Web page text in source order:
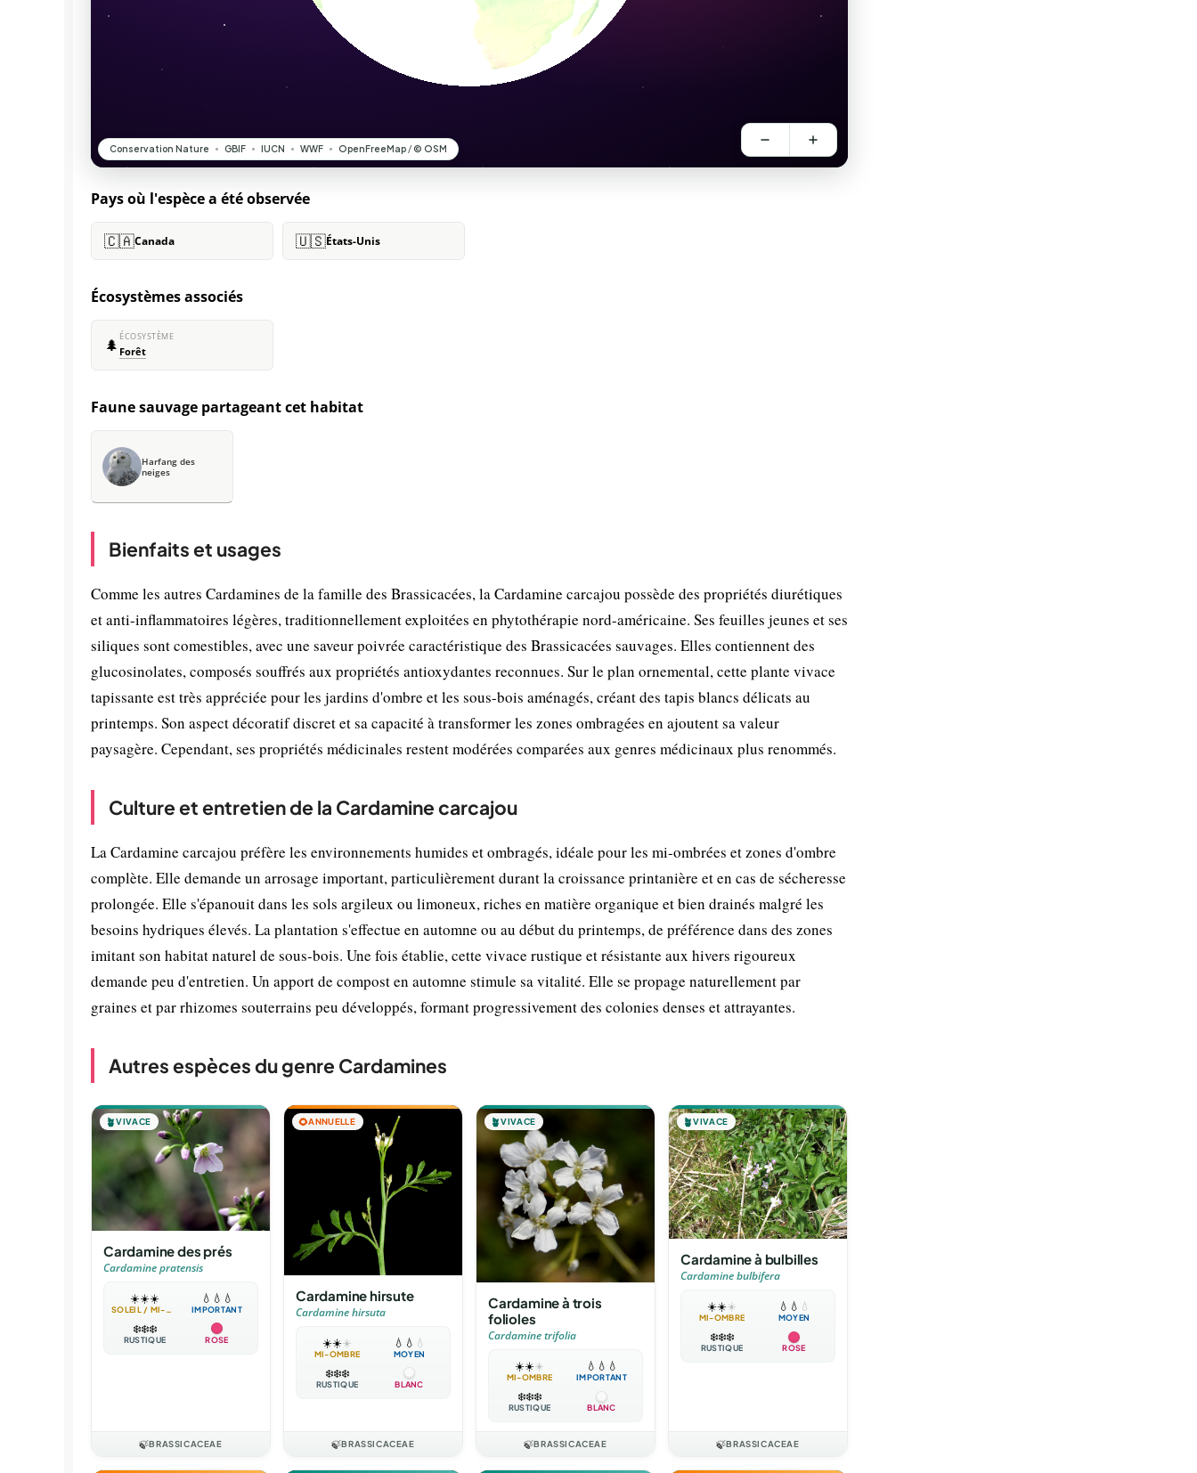
Pays où l'espèce a été observée
🇨🇦Canada 🇺🇸États-Unis
Écosystèmes associés
🌲 ÉCOSYSTÈME
Forêt
Faune sauvage partageant cet habitat
Harfang des
neiges
Bienfaits et usages
Comme les autres Cardamines de la famille des Brassicacées, la Cardamine carcajou possède des propriétés diurétiques
et anti-inflammatoires légères, traditionnellement exploitées en phytothérapie nord-américaine. Ses feuilles jeunes et ses
siliques sont comestibles, avec une saveur poivrée caractéristique des Brassicacées sauvages. Elles contiennent des
glucosinolates, composés souffrés aux propriétés antioxydantes reconnues. Sur le plan ornemental, cette plante vivace
tapissante est très appréciée pour les jardins d'ombre et les sous-bois aménagés, créant des tapis blancs délicats au
printemps. Son aspect décoratif discret et sa capacité à transformer les zones ombragées en ajoutent sa valeur
paysagère. Cependant, ses propriétés médicinales restent modérées comparées aux genres médicinaux plus renommés.
Culture et entretien de la Cardamine carcajou
La Cardamine carcajou préfère les environnements humides et ombragés, idéale pour les mi-ombrées et zones d'ombre
complète. Elle demande un arrosage important, particulièrement durant la croissance printanière et en cas de sécheresse
prolongée. Elle s'épanouit dans les sols argileux ou limoneux, riches en matière organique et bien drainés malgré les
besoins hydriques élevés. La plantation s'effectue en automne ou au début du printemps, de préférence dans des zones
imitant son habitat naturel de sous-bois. Une fois établie, cette vivace rustique et résistante aux hivers rigoureux
demande peu d'entretien. Un apport de compost en automne stimule sa vitalité. Elle se propage naturellement par
graines et par rhizomes souterrains peu développés, formant progressivement des colonies denses et attrayantes.
Autres espèces du genre Cardamines
🪴VIVACE
Cardamine des prés
Cardamine pratensis
☀️☀️☀️
SOLEIL / MI-OMBRE
💧 💧 💧
IMPORTANT
❄️❄️❄️
RUSTIQUE ROSE
🍃BRASSICACEAE
🌻ANNUELLE
Cardamine hirsute
Cardamine hirsuta
☀️☀️☀️
MI-OMBRE
💧 💧 💧
MOYEN
❄️❄️❄️
RUSTIQUE BLANC
🍃BRASSICACEAE
🪴VIVACE
Cardamine à trois
folioles
Cardamine trifolia
☀️☀️☀️
MI-OMBRE
💧 💧 💧
IMPORTANT
❄️❄️❄️
RUSTIQUE BLANC
🍃BRASSICACEAE
🪴VIVACE
Cardamine à bulbilles
Cardamine bulbifera
☀️☀️☀️
MI-OMBRE
💧 💧 💧
MOYEN
❄️❄️❄️
RUSTIQUE ROSE
🍃BRASSICACEAE